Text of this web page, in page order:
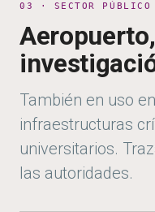
03 · SECTOR PÚBLICO
También en uso
infraestructuras
universitarios.
las autoridades.